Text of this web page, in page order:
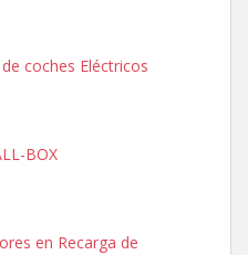
coches Eléctricos
BOX
en Recarga de